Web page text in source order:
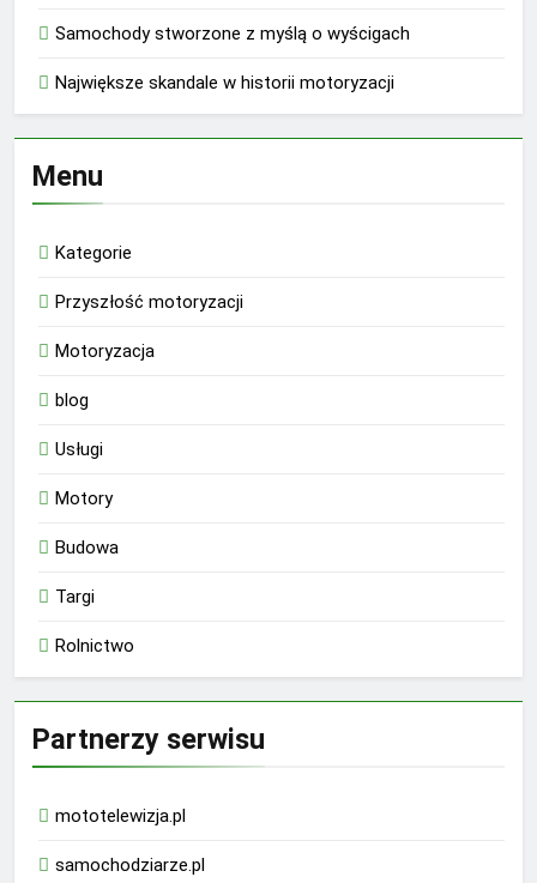
Samochody stworzone z myślą o wyścigach
Największe skandale w historii motoryzacji
Menu
Kategorie
Przyszłość motoryzacji
Motoryzacja
blog
Usługi
Motory
Budowa
Targi
Rolnictwo
Partnerzy serwisu
mototelewizja.pl
samochodziarze.pl